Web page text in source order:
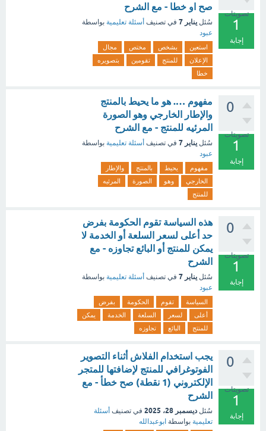
تصويتات
1
إجابة
صح او خطا - مع الشرح
سُئل يناير 7 في تصنيف أسئلة تعليمية بواسطة
عبود
استعين بشخص مختص
مجال
الإعلان
للمنتج تقومين
بتصويره
خطا
0
تصويتات
1
إجابة
مفهوم …. هو ما يحيط بالمنتج
والإطار الخارجي وهو الصورة
المرئيه للمنتج - مع الشرح
سُئل يناير 7 في تصنيف أسئلة تعليمية بواسطة
عبود
مفهوم يحيط بالمنتج
والإطار
الخارجي
وهو الصورة
المرئيه
للمنتج
0
تصويتات
1
إجابة
هذه السياسة تقوم الحكومة بفرض
حد أعلى لسعر السلعة أو الخدمة لا
يمكن للمنتج أو البائع تجاوزه - مع
الشرح
سُئل يناير 7 في تصنيف أسئلة تعليمية بواسطة
عبود
السياسة تقوم الحكومة
بفرض
أعلى
لسعر السلعة الخدمة
يمكن
للمنتج
البائع تجاوزه
0
تصويتات
1
إجابة
يجب استخدام الفلاش أثناء التصوير
الفوتوغرافي للمنتج لإضافتها للمتجر
الإلكتروني (1 نقطة) صح خطأ - مع
الشرح
سُئل ديسمبر 28، 2025 في تصنيف أسئلة
تعليمية بواسطة ابوعبدالله